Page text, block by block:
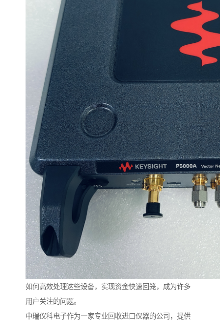
如何高效处理这些设备，实现资金快速回笼，成为许多
用户关注的问题。
中瑞仪科电子作为一家专业回收进口仪器的公司，提供